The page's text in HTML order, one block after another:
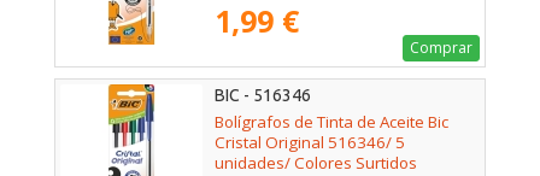
1,99 €
Comprar
BIC - 516346
Bolígrafos de Tinta de Aceite Bic
Cristal Original 516346/ 5
unidades/ Colores Surtidos